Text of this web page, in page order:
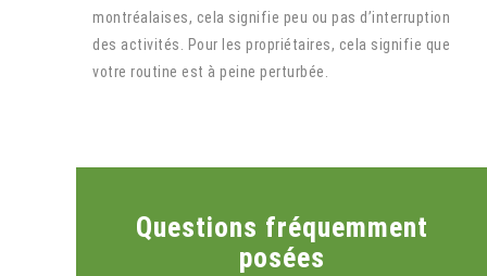
montréalaises, cela signifie peu ou pas d’interruption
des activités. Pour les propriétaires, cela signifie que
votre routine est à peine perturbée.
Questions fréquemment
posées